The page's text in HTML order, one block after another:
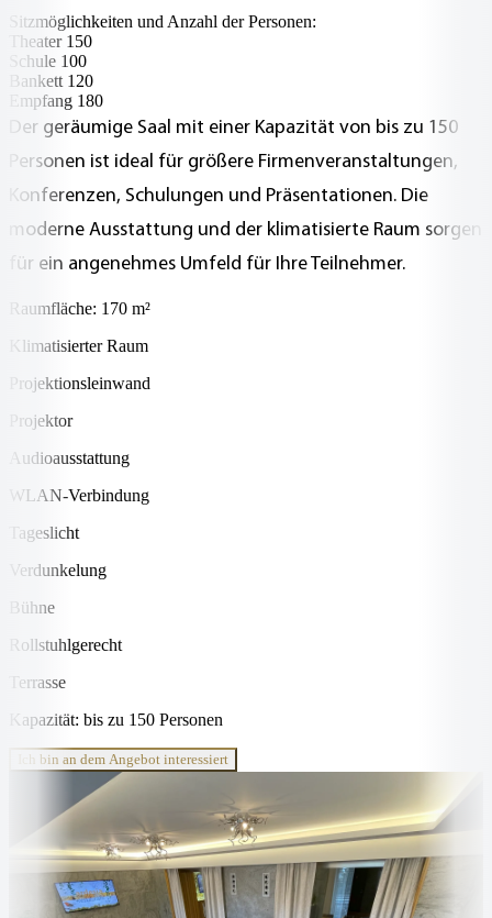
Sitzmöglichkeiten und Anzahl der Personen:
Theater 150
Schule 100
Bankett 120
Empfang 180
Der geräumige Saal mit einer Kapazität von bis zu 150
Personen ist ideal für größere Firmenveranstaltungen,
Konferenzen, Schulungen und Präsentationen. Die
moderne Ausstattung und der klimatisierte Raum sorgen
für ein angenehmes Umfeld für Ihre Teilnehmer.
Raumfläche: 170 m²
Klimatisierter Raum
Projektionsleinwand
Projektor
Audioausstattung
WLAN-Verbindung
Tageslicht
Verdunkelung
Bühne
Rollstuhlgerecht
Terrasse
Kapazität: bis zu 150 Personen
Ich bin an dem Angebot interessiert